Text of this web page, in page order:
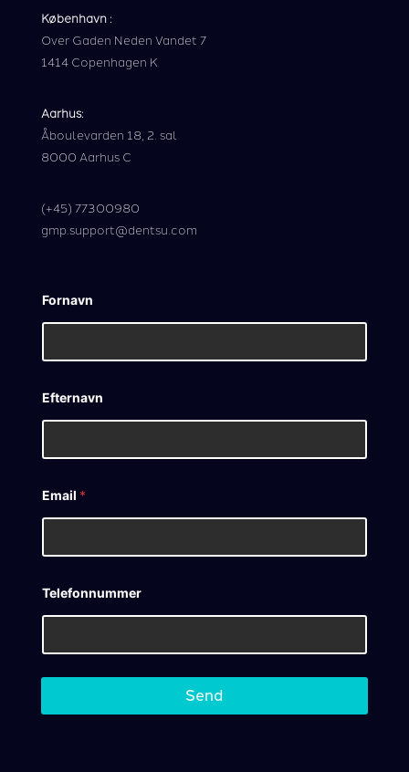
København :
Over Gaden Neden Vandet 7
1414 Copenhagen K
Aarhus:
Åboulevarden 18, 2. sal
8000 Aarhus C
(+45) 77300980
gmp.support@dentsu.com
Fornavn
Efternavn
Email *
Telefonnummer
Send